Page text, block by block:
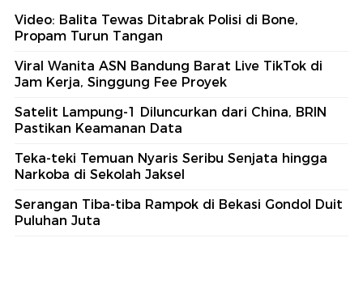
Video: Balita Tewas Ditabrak Polisi di Bone,
Propam Turun Tangan
Viral Wanita ASN Bandung Barat Live TikTok di
Jam Kerja, Singgung Fee Proyek
Satelit Lampung-1 Diluncurkan dari China, BRIN
Pastikan Keamanan Data
Teka-teki Temuan Nyaris Seribu Senjata hingga
Narkoba di Sekolah Jaksel
Serangan Tiba-tiba Rampok di Bekasi Gondol Duit
Puluhan Juta